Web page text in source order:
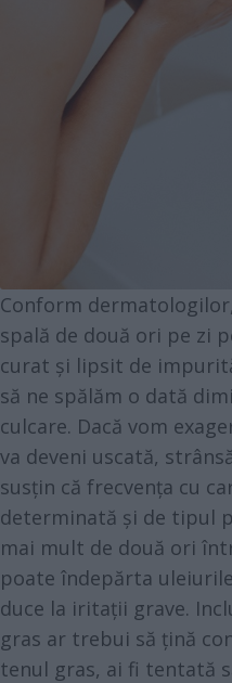
Conform
spală de două ori pe zi
curat și lipsit de
să ne spălăm o dată
culcare. Dacă vom
va deveni uscată,
susțin că frecvența cu
determinată și de tipul
mai mult de două ori
poate îndepărta
duce la iritații grave.
gras ar trebui să țină
tenul gras, ai fi tentată